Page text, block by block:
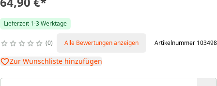
Lieferzeit 1-3 Werktage
0 Alle Bewertungen anzeigen Artikelnummer 103498
Zur Wunschliste hinzufügen